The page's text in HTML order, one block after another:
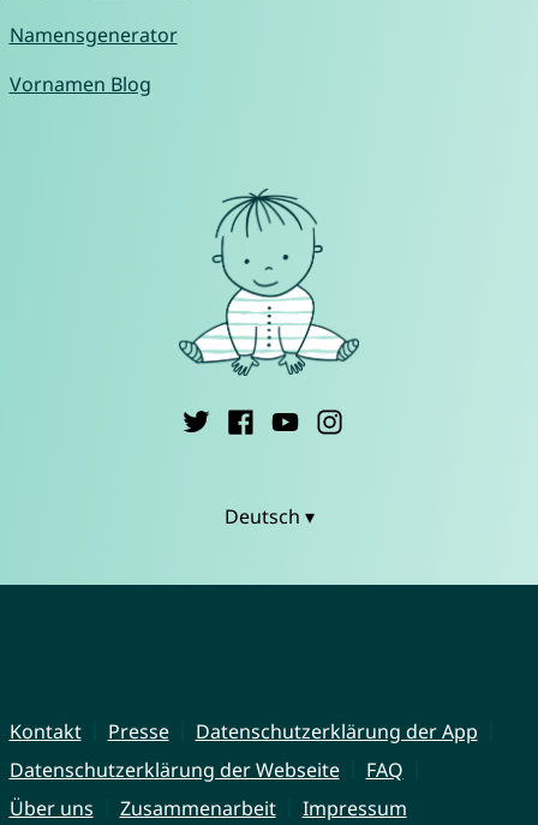
Namensgenerator
Vornamen Blog
Deutsch ▾
Kontakt Presse
Datenschutzerklärung der App
Datenschutzerklärung der Webseite
FAQ
Über uns
Zusammenarbeit Impressum